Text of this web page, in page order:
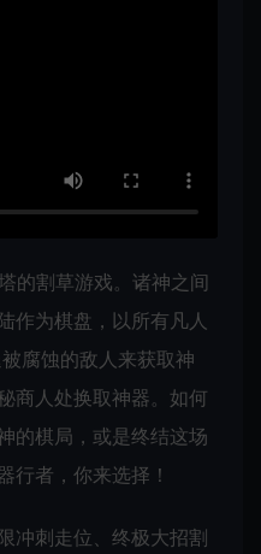
的割草游戏。诸神之间
作为棋盘，以所有凡人
腐蚀的敌人来获取神
商人处换取神器。如何
的棋局，或是终结这场
行者，你来选择！
冲刺走位、终极大招割